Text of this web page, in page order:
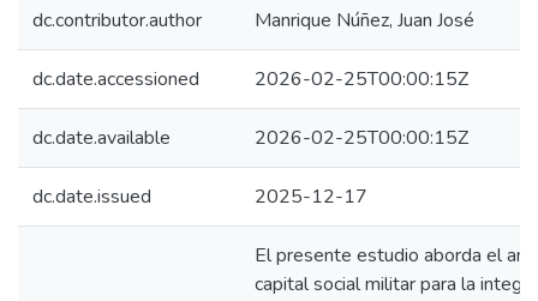
dc.contributor.author Manrique Núñez, Juan José
dc.date.accessioned 2026-02-25T00:00:15Z
dc.date.available 2026-02-25T00:00:15Z
dc.date.issued 2025-12-17
El presente estudio aborda el
capital social militar para la